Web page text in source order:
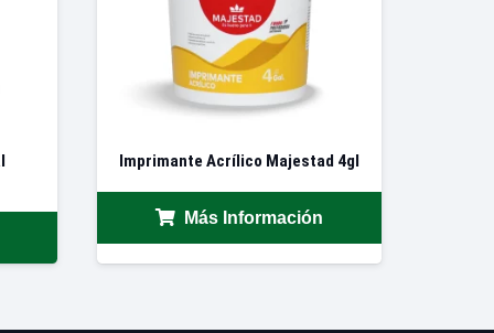
Imprimante Acrílico Majestad 4gl
Más Información